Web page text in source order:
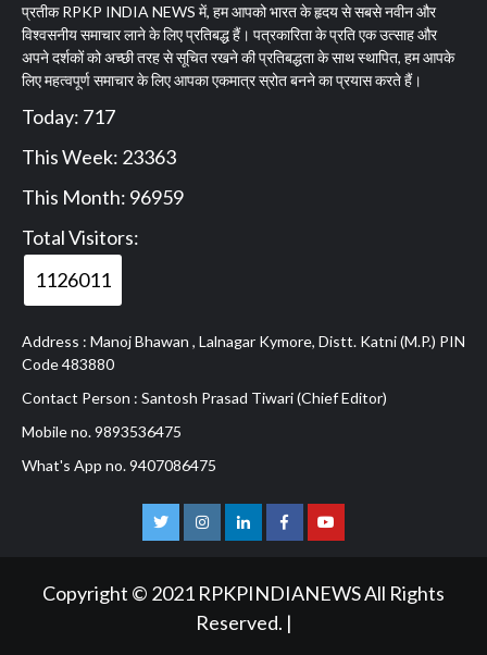
प्रतीक RPKP INDIA NEWS में, हम आपको भारत के हृदय से सबसे नवीन और
विश्वसनीय समाचार लाने के लिए प्रतिबद्ध हैं। पत्रकारिता के प्रति एक उत्साह और
अपने दर्शकों को अच्छी तरह से सूचित रखने की प्रतिबद्धता के साथ स्थापित, हम आपके
लिए महत्वपूर्ण समाचार के लिए आपका एकमात्र स्रोत बनने का प्रयास करते हैं।
Today: 717
This Week: 23363
This Month: 96959
Total Visitors:
1126011
Address : Manoj Bhawan , Lalnagar Kymore, Distt. Katni (M.P.) PIN
Code 483880
Contact Person : Santosh Prasad Tiwari (Chief Editor)
Mobile no. 9893536475
What's App no. 9407086475
TwitterInstagramLinkedlnFacebookYoutube
Copyright © 2021 RPKPINDIANEWS All Rights
Reserved. |